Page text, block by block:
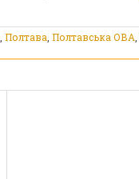
Полтава Полтавська ОВА